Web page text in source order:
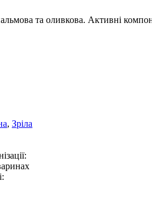
та оливкова. Активні
, Зріла